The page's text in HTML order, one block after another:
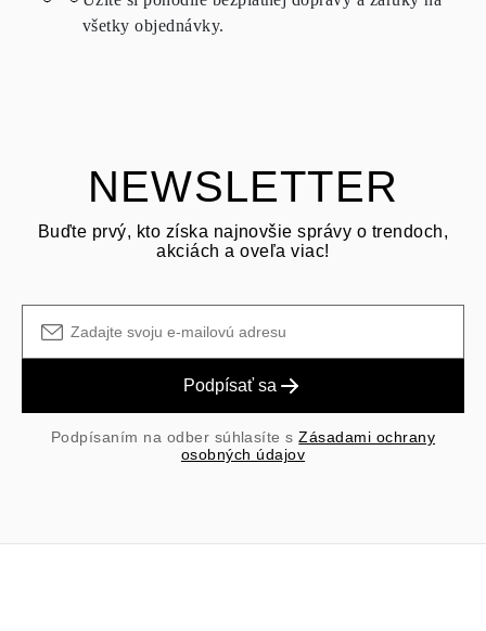
možné vrátiť za rovnakých podmienok – a to do 15 kalendárnych
od dátumu doručenia zásielky.
všetky objednávky.
NEWSLETTER
Buďte prvý, kto získa najnovšie správy o trendoch,
akciách a oveľa viac!
Podpísať sa
Podpísaním na odber súhlasíte sZásadami ochrany
osobných údajov